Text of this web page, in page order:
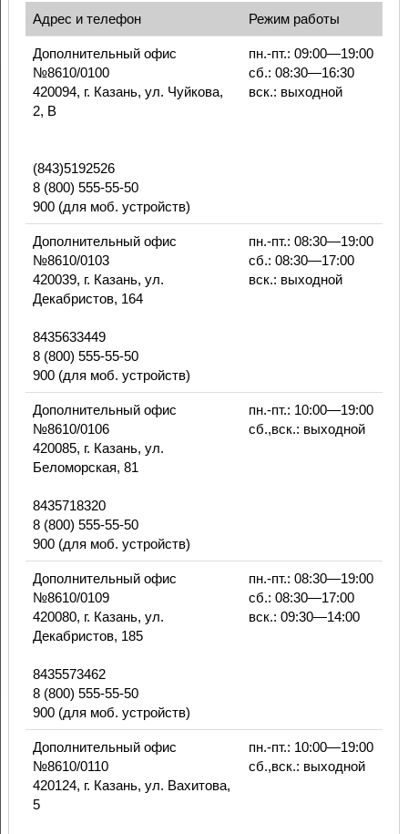
Адрес и телефон Режим работы
Дополнительный офис
№8610/0100
420094, г. Казань, ул. Чуйкова,
2, В
(843)5192526
8 (800) 555-55-50
900 (для моб. устройств)
пн.-пт.: 09:00—19:00
сб.: 08:30—16:30
вск.: выходной
Дополнительный офис
№8610/0103
420039, г. Казань, ул.
Декабристов, 164
8435633449
8 (800) 555-55-50
900 (для моб. устройств)
пн.-пт.: 08:30—19:00
сб.: 08:30—17:00
вск.: выходной
Дополнительный офис
№8610/0106
420085, г. Казань, ул.
Беломорская, 81
8435718320
8 (800) 555-55-50
900 (для моб. устройств)
пн.-пт.: 10:00—19:00
сб.,вск.: выходной
Дополнительный офис
№8610/0109
420080, г. Казань, ул.
Декабристов, 185
8435573462
8 (800) 555-55-50
900 (для моб. устройств)
пн.-пт.: 08:30—19:00
сб.: 08:30—17:00
вск.: 09:30—14:00
Дополнительный офис
№8610/0110
420124, г. Казань, ул. Вахитова,
5
пн.-пт.: 10:00—19:00
сб.,вск.: выходной